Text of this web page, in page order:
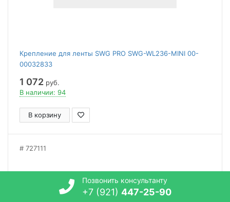
Крепление для ленты SWG PRO SWG-WL236-MINI 00-
00032833
1 072 руб.
В наличии: 94
В корзину
727111
Позвонить консультанту
+7 (921) 447-25-90